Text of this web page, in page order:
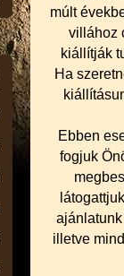
múlt
villához
kiállítják
Ha
Ebben
fogjuk
illetve